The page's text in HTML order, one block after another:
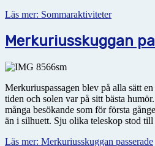
Läs mer: Sommaraktiviteter
Merkuriusskuggan
Merkuriuspassagen blev på alla sätt
tiden och solen var på sitt bästa
många besökande som för första
än i silhuett. Sju olika teleskop stod
Läs mer: Merkuriusskuggan passerade